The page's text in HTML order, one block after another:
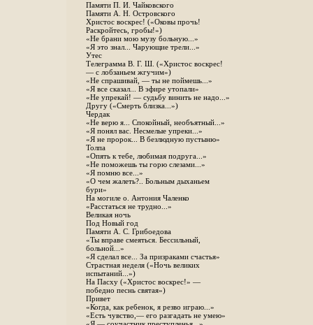
Памяти П. И. Чайковского
Памяти А. Н. Островского
Христос воскрес! («Оковы прочь!
Раскройтесь, гробы!»)
«Не брани мою музу больную...»
«Я это знал... Чарующие трели...»
Утес
Телеграмма В. Г. Ш. («Христос воскрес!
— с лобзаньем жгучим»)
«Не спрашивай, — ты не поймешь...»
«Я все сказал... В эфире утопали»
«Не упрекай! — судьбу винить не надо...»
Другу («Смерть близка...»)
Чердак
«Не верю я... Спокойный, необъятный...»
«Я понял вас. Несмелые упреки...»
«Я не пророк... В безлюдную пустыню»
Толпа
«Опять к тебе, любимая подруга...»
«Не поможешь ты горю слезами...»
«Я помню все...»
«О чем жалеть?.. Больным дыханьем
бури»
На могиле о. Антония Чаленко
«Расстаться не трудно...»
Великая ночь
Под Новый год
Памяти А. С. Грибоедова
«Ты вправе смеяться. Бессильный,
больной...»
«Я сделал все... За призраками счастья»
Страстная неделя («Ночь великих
испытаний...»)
На Пасху («Христос воскрес!» —
победно песнь святая»)
Привет
«Когда, как ребенок, я резво играю...»
«Есть чувство,— его разгадать не умею»